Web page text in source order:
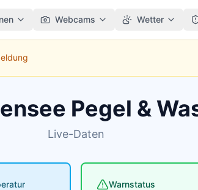
Webcams Wetter
Pegel &
Live-Daten
Warnstatus